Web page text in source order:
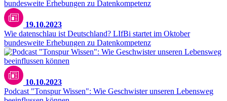
19.10.2023
Wie datenschlau ist Deutschland? LIfBi startet im Oktober
bundesweite Erhebungen zu Datenkompetenz
10.10.2023
Podcast "Tonspur Wissen": Wie Geschwister unseren Lebensweg